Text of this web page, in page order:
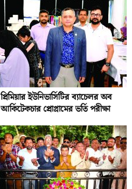
প্রিমিয়ার ইউনিভার্সিটির ব্যাচেলর অব
আর্কিটেকচার প্রোগ্রামের ভর্তি পরীক্ষা